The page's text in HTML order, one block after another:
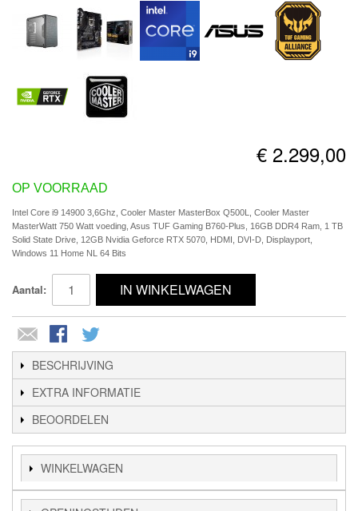
€ 2.299,00
OP VOORRAAD
Intel Core i9 14900 3,6Ghz, Cooler Master MasterBox Q500L, Cooler Master
MasterWatt 750 Watt voeding, Asus TUF Gaming B760-Plus, 16GB DDR4 Ram, 1 TB
Solid State Drive, 12GB Nvidia Geforce RTX 5070, HDMI, DVI-D, Displayport,
Windows 11 Home NL 64 Bits
Aantal: IN WINKELWAGEN
BESCHRIJVING
EXTRA INFORMATIE
BEOORDELEN
WINKELWAGEN